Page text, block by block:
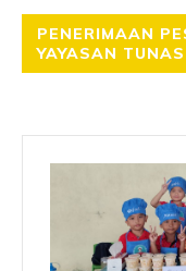
PENERIMAAN
YAYASAN